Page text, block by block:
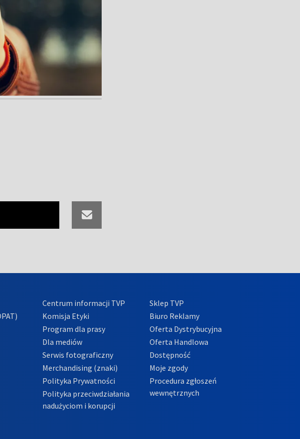
Centrum informacji TVP
Komisja Etyki
Program dla prasy
Dla mediów
Serwis fotograficzny
Merchandising (znaki)
Polityka Prywatności
Polityka przeciwdziałania
nadużyciom i korupcji
Sklep TVP
Biuro Reklamy
Oferta Dystrybucyjna
Oferta Handlowa
Dostępność
Moje zgody
Procedura zgłoszeń
wewnętrznych